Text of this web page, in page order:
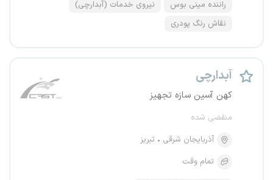
راننده مینی بوس
نیروی خدمات (آبدارچی)
نقاش رنگ پودری
آبدارچی
کهن آسین سازه تجهیز
منقضی شده
آذربایجان شرقی
تبریز
تمام وقت